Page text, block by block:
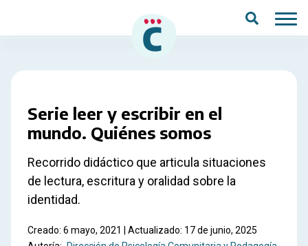
Serie leer y escribir en el
mundo. Quiénes somos
Recorrido didáctico que articula situaciones
de lectura, escritura y oralidad sobre la
identidad.
Creado: 6 mayo, 2021 | Actualizado: 17 de junio, 2025